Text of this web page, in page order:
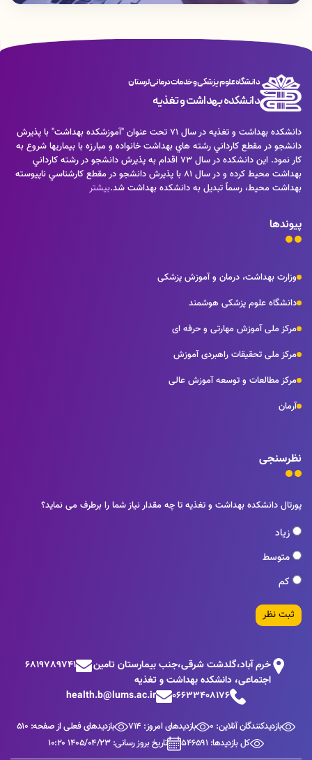
دانشگاه علوم پزشکی و خدمات درمانی لرستان
دانشکده بهداشت و تغذیه
دانشكده بهداشت و تغذيه در سال 71 تحت عنوان "آموزشكده بهداشت" با پذيرش
دانشجو در مقطع كارداني رشته هاي بهداشت خانواده و مبارزه با بيماريها شروع به
كار نمود. اين دانشكده در سال 73 اقدام به پذيرش دانشجو در رشته كارداني
بهداشت محيط كرده و در سال 81 با پذيرش دانشجو در مقطع كارشناسي ناپيوسته
بهداشت محيط، رسماً تبديل به دانشكده بهداشت شد.بیشتر
پیوندها
وزارت بهداشت، درمان و آموزش پزشکی
دانشگاه علوم پزشکی هوشمند
مرکز ملی آموزش مهارتی و حرفه ای
مرکز ملی تحقیقات راهبردی آموزش
مرکز مطالعات و توسعه آموزش عالی
آرمان
نظرسنجی
پورتال دانشکده بهداشت و تغذیه تا چه مقدار نیاز شما را برطرف می نماید؟
زیاد
متوسط
کم
ثبت نظر
خرم آباد،گلدشت شرقی،جنب بيمارستان تامين
اجتماعی، دانشکده بهداشت و تغذیه
6819789741
06633408176
health.b@lums.ac.ir
بازدیدکنندگان آنلاین: 0 بازدیدهای امروز: 714
بازدیدهای فعلی از صفحه: 510
کل بازدیدها: 546591
تاریخ بروز رسانی: 1405/04/23 10:20